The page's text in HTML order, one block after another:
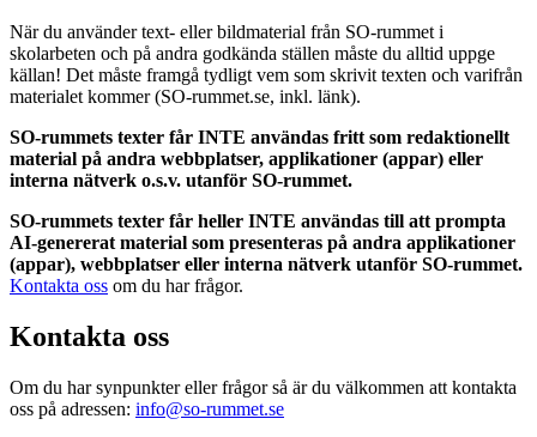
När du använder text- eller bildmaterial från SO-rummet i
skolarbeten och på andra godkända ställen måste du alltid uppge
källan! Det måste framgå tydligt vem som skrivit texten och varifrån
materialet kommer (SO-rummet.se, inkl. länk).
SO-rummets texter får INTE användas fritt som redaktionellt
material på andra webbplatser, applikationer (appar) eller
interna nätverk o.s.v. utanför SO-rummet.
SO-rummets texter får heller INTE användas till att prompta
AI-genererat material som presenteras på andra applikationer
(appar), webbplatser eller interna nätverk utanför SO-rummet.
Kontakta oss om du har frågor.
Kontakta oss
Om du har synpunkter eller frågor så är du välkommen att kontakta
oss på adressen: info@so-rummet.se